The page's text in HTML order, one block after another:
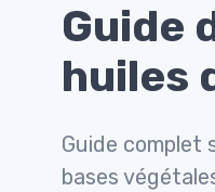
Guide
huiles
Guide complet
bases